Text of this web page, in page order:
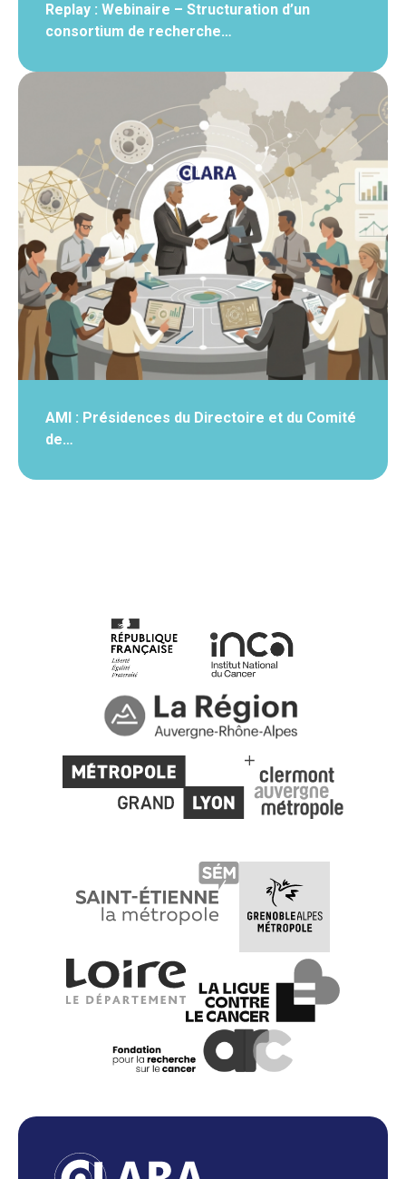
Replay : Webinaire – Structuration d’un
consortium de recherche…
AMI : Présidences du Directoire et du Comité
de…